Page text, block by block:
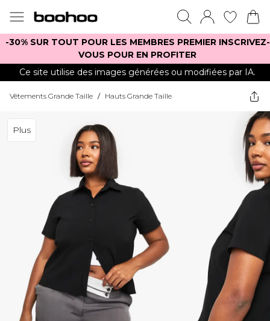
-30% SUR TOUT POUR LES MEMBRES PREMIER INSCRIVEZ-
VOUS POUR EN PROFITER
Ce site utilise des images générées ou modifiées par IA.
Vêtements Grande Taille / Hauts Grande Taille
Plus